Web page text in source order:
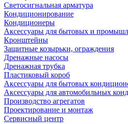
Светосигнальная арматура
Кондиционирование
Кондиционеры
Аксессуары для бытовых и
Кронштейны
Защитные козырьки, ограждения
Дренажные насосы
Дренажная трубка
Пластиковый короб
Аксессуары для бытовых
Аксессуары для автомобильных
Производство агрегатов
Проектирование и монтаж
Сервисный центр